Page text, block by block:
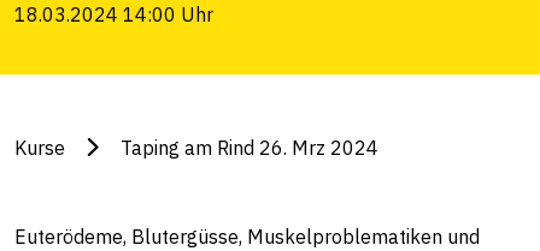
18.03.2024 14:00 Uhr
Kurse Taping am Rind 26. Mrz 2024
Euterödeme, Blutergüsse, Muskelproblematiken und